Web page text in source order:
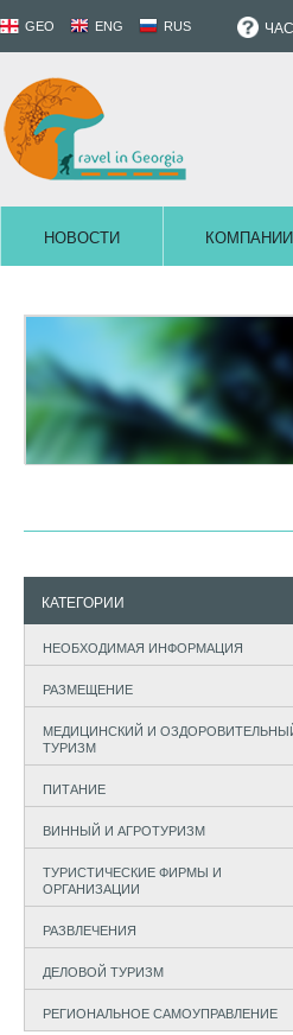
GEO ENG RUS
НОВОСТИ КОМПАНИИ
КАТЕГОРИИ
НЕОБХОДИМАЯ ИНФОРМАЦИЯ
РАЗМЕЩЕНИЕ
МЕДИЦИНСКИЙ И
ТУРИЗМ
ПИТАНИЕ
ВИННЫЙ И АГРОТУРИЗМ
ТУРИСТИЧЕСКИЕ ФИРМЫ И
ОРГАНИЗАЦИИ
РАЗВЛЕЧЕНИЯ
ДЕЛОВОЙ ТУРИЗМ
РЕГИОНАЛЬНОЕ САМОУПРАВЛЕНИЕ